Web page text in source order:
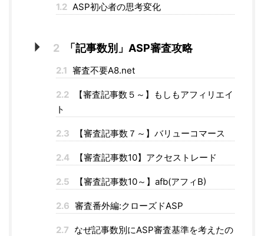
1.2 ASP初心者の思考変化
2 「記事数別」ASP審査攻略
2.1 審査不要A8.net
2.2
【審査記事数５～】もしもアフィリエイ
ト
2.3 【審査記事数７～】バリューコマース
2.4 【審査記事数10】アクセストレード
2.5 【審査記事数10～】afb(アフィB)
2.6 審査番外編:クローズドASP
2.7 なぜ記事数別にASP審査基準を考えたの